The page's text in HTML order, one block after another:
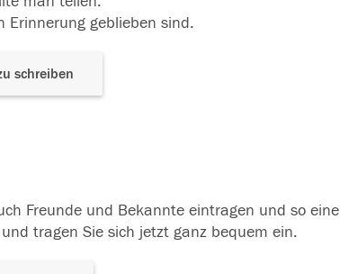
Erinnerung geblieben sind.
schreiben
Freunde und Bekannte eintragen und so eine
tragen Sie sich jetzt ganz bequem ein.